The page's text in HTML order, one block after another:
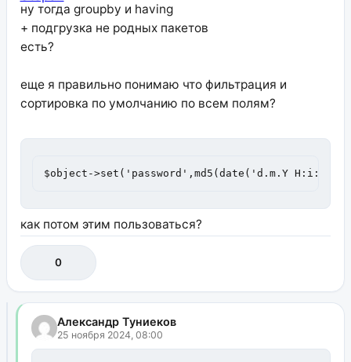
ну тогда groupby и having
+ подгрузка не родных пакетов
есть?
еще я правильно понимаю что фильтрация и
сортировка по умолчанию по всем полям?
$object->set('password',md5(date('d.m.Y
как потом этим пользоваться?
0
Александр Туниеков
25 ноября 2024, 08:00